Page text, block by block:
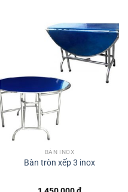
BÀN INOX
Bàn tròn xếp 3 inox